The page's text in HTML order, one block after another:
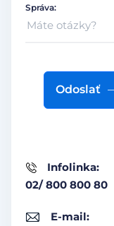
Infolinka:
02/ 800 800 80
E-mail:
Správa:
Odoslať